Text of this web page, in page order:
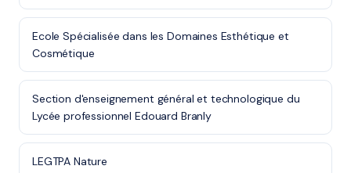
Ecole Spécialisée dans les Domaines Esthétique et
Cosmétique
Section d'enseignement général et technologique du
Lycée professionnel Edouard Branly
LEGTPA Nature